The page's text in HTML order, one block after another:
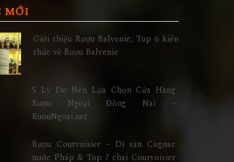
MỚI
Giới thiệu Rượu Balvenie, Top 6 kiến
thức về Rượu Balvenie
5 Lý Do Nên Lựa Chọn Cửa Hàng
Rượu Ngoại Đồng Nai –
RuouNgoai.net
Rượu Courvoisier – Di sản Cognac
nước Pháp & Top 7 chai Courvoisier